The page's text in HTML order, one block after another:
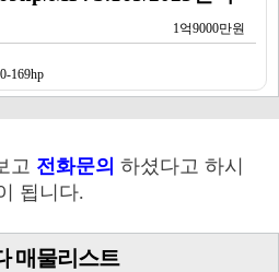
1억9000만원
169hp
고 전화문의 하셨다고 하시
됩니다.
매물리스트